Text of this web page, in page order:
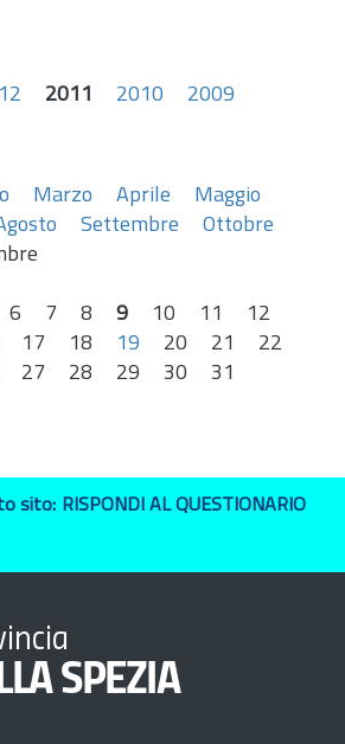
2011 2010
2009
Marzo Aprile
Maggio
Settembre
Ottobre
6 7 8 9 10 11
12
17 18 19 20 21
22
27 28 29 30 31
sito: RISPONDI AL QUESTIONARIO
SPEZIA